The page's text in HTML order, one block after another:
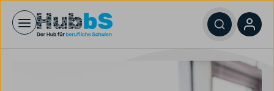
Open main menu